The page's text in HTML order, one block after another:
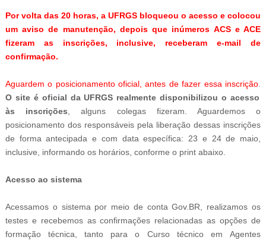
Por volta das 20 horas, a UFRGS bloqueou o acesso e colocou
um aviso de manutenção, depois que inúmeros ACS e ACE
fizeram as inscrições, inclusive, receberam e-mail de
confirmação.
Aguardem o posicionamento oficial, antes de fazer essa inscrição.
O site é oficial da UFRGS realmente disponibilizou o acesso
às inscrições, alguns colegas fizeram. Aguardemos o
posicionamento dos responsáveis pela liberação dessas inscrições
de forma antecipada e com data específica: 23 e 24 de maio,
inclusive, informando os horários, conforme o print abaixo.
Acesso ao sistema
Acessamos o sistema por meio de conta Gov.BR, realizamos os
testes e recebemos as confirmações relacionadas as opções de
formação técnica, tanto para o Curso técnico emAgentes